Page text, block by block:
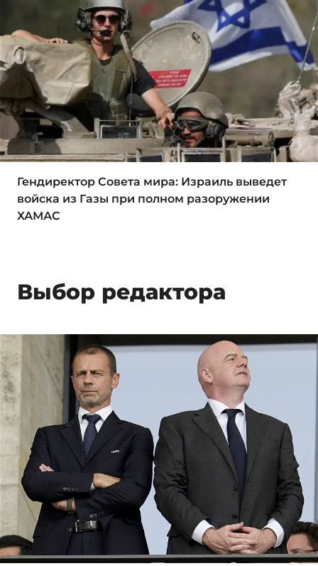
Гендиректор Совета мира: Израиль выведет
войска из Газы при полном разоружении
ХАМАС
Выбор редактора